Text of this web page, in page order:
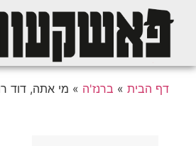
דף הבית » ברנז'ה » מי אתה, דוד